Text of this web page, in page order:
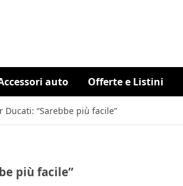
auto Offerte e Listini
“Sarebbe più facile”
più facile”